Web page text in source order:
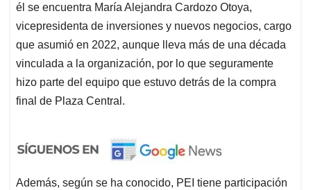
él se encuentra María Alejandra Cardozo Otoya,
vicepresidenta de inversiones y nuevos negocios, cargo
que asumió en 2022, aunque lleva más de una década
vinculada a la organización, por lo que seguramente
hizo parte del equipo que estuvo detrás de la compra
final de Plaza Central.
Además, según se ha conocido, PEI tiene participación